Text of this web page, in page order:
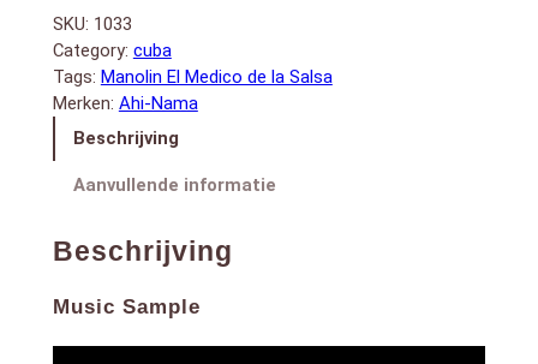
6. Se Busca una Mujer
7. Hay Amores
8. Que Fina
9. Ella No Vale Nada
10. Me Pase De Copas
11. Voy a Mi
12. La Bola
Gente
aantal
SKU: 1033
Category: cuba
Tags: Manolin El Medico de la Salsa
Merken: Ahi-Nama
Beschrijving
Aanvullende informatie
Beschrijving
Music Sample